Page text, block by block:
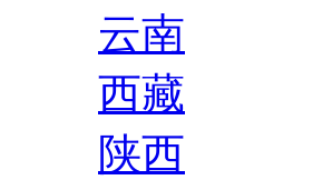
云南
西藏
陕西